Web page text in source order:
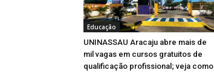
Educação
UNINASSAU Aracaju abre mais de
mil vagas em cursos gratuitos de
qualificação profissional; veja como